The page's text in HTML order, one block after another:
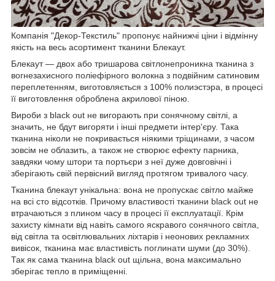
Компанія "Декор-Текстиль" пропонує найнижчі ціни і відмінну
якість на весь асортимент тканини Блекаут.
Блекаут — двох або тришарова світлонепроникна тканина з
вогнезахисного поліефірного волокна з подвійним сатиновим
переплетенням, виготовляється з 100% полиэстэра, в процесі
її виготовлення оброблена акрилової піною.
Вироби з black out не вигорають при сонячному світлі, а
значить, не бдут вигоряти і інші предмети інтер'єру. Така
тканина ніколи не покривається ніякими тріщинами, з часом
зовсім не облазить, а також не створює ефекту парника,
завдяки чому штори та портьєри з неї дуже довговічні і
зберігають свій первісний вигляд протягом тривалого часу.
Тканина блекаут унікальна: вона не пропускає світло майже
на всі сто відсотків. Причому властивості тканини black out не
втрачаються з плином часу в процесі її експлуатації. Крім
захисту кімнати від навіть самого яскравого сонячного світла,
від світла та освітлювальних ліхтарів і неонових рекламних
вивісок, тканина має властивість поглинати шуми (до 30%).
Так як сама тканина black out щільна, вона максимально
зберігає тепло в приміщенні.